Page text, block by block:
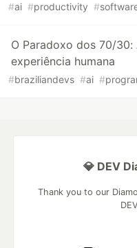
#ai #productivity #
O Paradoxo dos 70/30:
experiência humana
#braziliandevs #ai #
💎 DEV
Thank you to our